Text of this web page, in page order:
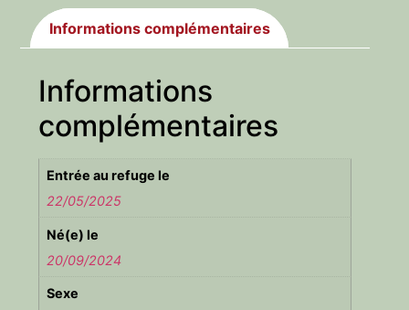
Informations complémentaires
Informations
complémentaires
Entrée au refuge le
22/05/2025
Né(e) le
20/09/2024
Sexe